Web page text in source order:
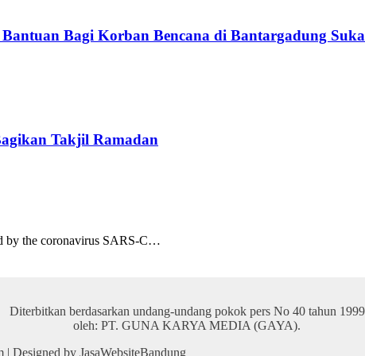
Bagi Korban Bencana di Bantargadung
Takjil Ramadan
by the coronavirus SARS-C…
Diterbitkan berdasarkan undang-undang pokok pers No 40 tahun 1999
oleh: PT. GUNA KARYA MEDIA (GAYA).
Designed by JasaWebsiteBandung